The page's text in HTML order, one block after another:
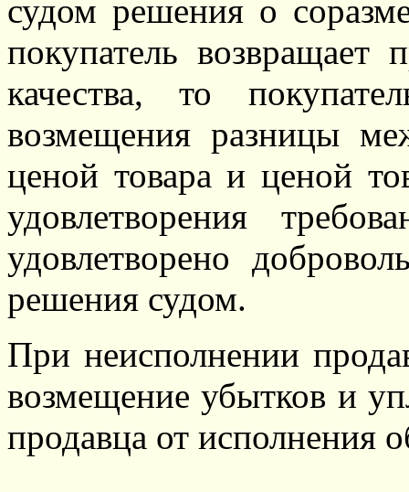
судом решения о
покупатель возвращает
качества, то
возмещения разницы
ценой товара и ценой
удовлетворения
удовлетворено
решения судом.
При неисполнении
возмещение убытков и
продавца от исполнения